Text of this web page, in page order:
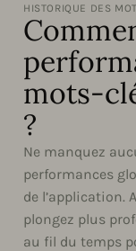
HISTORIQUE DES
mots-
?
Ne manquez
performances
de l’application.
plongez plus
au fil du temps